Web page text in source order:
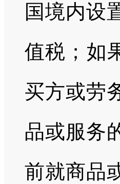
国境内设
值税；如
买方或劳
品或服务
前就商品